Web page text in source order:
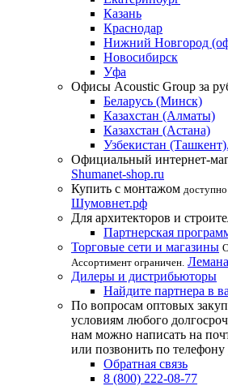
Казань
Краснодар
Нижний Новгород
Новосибирск
Уфа
Офисы Acoustic Group за
Беларусь (Минск)
Казахстан (Алматы)
Казахстан (Астана)
Узбекистан
Официальный интернет-
Shumanet-shop.ru
Купить с монтажом
Шумовнет.рф
Для архитекторов и
Партнерская
Торговые сети и магазины
Ассортимент ограничен.
Дилеры и дистрибьюторы
Найдите партнера в
По вопросам оптовых
условиям любого
нам можно написать на
или позвонить по телефону
Обратная связь
8 (800) 222-08-77